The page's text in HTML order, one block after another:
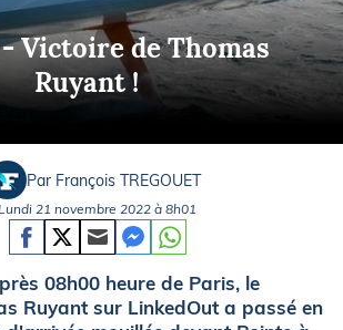
Victoire de Thomas
Ruyant !
Par François TREGOUET
21 novembre 2022 à 8h01
08h00 heure de Paris, le
Ruyant sur LinkedOut a passé en